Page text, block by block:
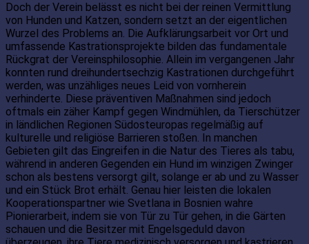
Doch der Verein belässt es nicht bei der reinen Vermittlung
von Hunden und Katzen, sondern setzt an der eigentlichen
Wurzel des Problems an. Die Aufklärungsarbeit vor Ort und
umfassende Kastrationsprojekte bilden das fundamentale
Rückgrat der Vereinsphilosophie. Allein im vergangenen Jahr
konnten rund dreihundertsechzig Kastrationen durchgeführt
werden, was unzähliges neues Leid von vornherein
verhinderte. Diese präventiven Maßnahmen sind jedoch
oftmals ein zäher Kampf gegen Windmühlen, da Tierschützer
in ländlichen Regionen Südosteuropas regelmäßig auf
kulturelle und religiöse Barrieren stoßen. In manchen
Gebieten gilt das Eingreifen in die Natur des Tieres als tabu,
während in anderen Gegenden ein Hund im winzigen Zwinger
schon als bestens versorgt gilt, solange er ab und zu Wasser
und ein Stück Brot erhält. Genau hier leisten die lokalen
Kooperationspartner wie Svetlana in Bosnien wahre
Pionierarbeit, indem sie von Tür zu Tür gehen, in die Gärten
schauen und die Besitzer mit Engelsgeduld davon